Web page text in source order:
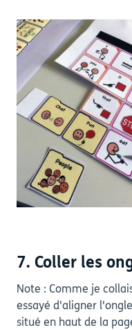
7. Coller les
Note : Comme je
essayé d'aligner
situé en haut de la